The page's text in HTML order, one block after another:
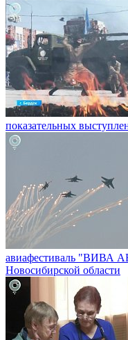
показательных
авиафестиваль "ВИВА
Новосибирской области